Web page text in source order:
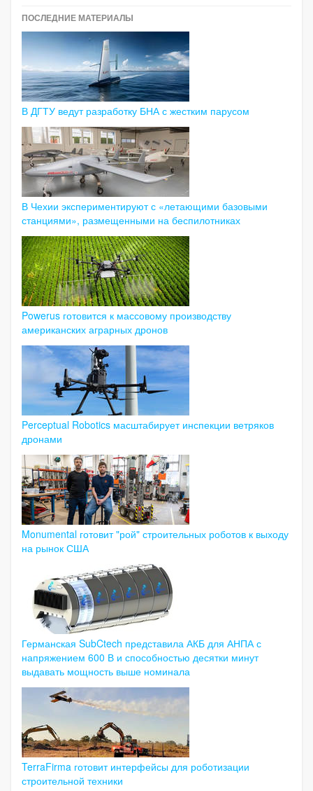
ПОСЛЕДНИЕ МАТЕРИАЛЫ
В ДГТУ ведут разработку БНА с жестким парусом
В Чехии экспериментируют с «летающими базовыми
станциями», размещенными на беспилотниках
Powerus готовится к массовому производству
американских аграрных дронов
Perceptual Robotics масштабирует инспекции ветряков
дронами
Monumental готовит "рой" строительных роботов к выходу
на рынок США
Германская SubCtech представила АКБ для АНПА с
напряжением 600 В и способностью десятки минут
выдавать мощность выше номинала
TerraFirma готовит интерфейсы для роботизации
строительной техники